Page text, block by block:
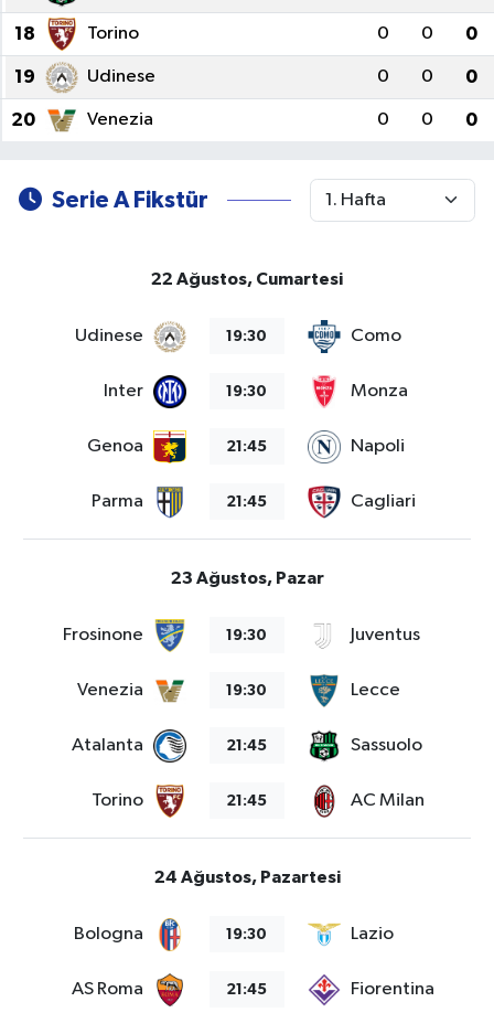
18 Torino 0 0 0
19 Udinese 0 0 0
20 Venezia 0 0 0
Serie A Fikstür
22 Ağustos, Cumartesi
Udinese 19:30 Como
Inter 19:30 Monza
Genoa 21:45 Napoli
Parma 21:45 Cagliari
23 Ağustos, Pazar
Frosinone 19:30 Juventus
Venezia 19:30 Lecce
Atalanta 21:45 Sassuolo
Torino 21:45 AC Milan
24 Ağustos, Pazartesi
Bologna 19:30 Lazio
AS Roma 21:45 Fiorentina